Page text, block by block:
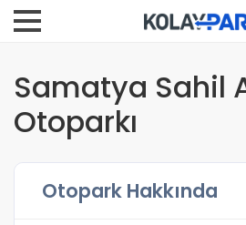
Samatya Sahil
Otoparkı
Otopark Hakkında